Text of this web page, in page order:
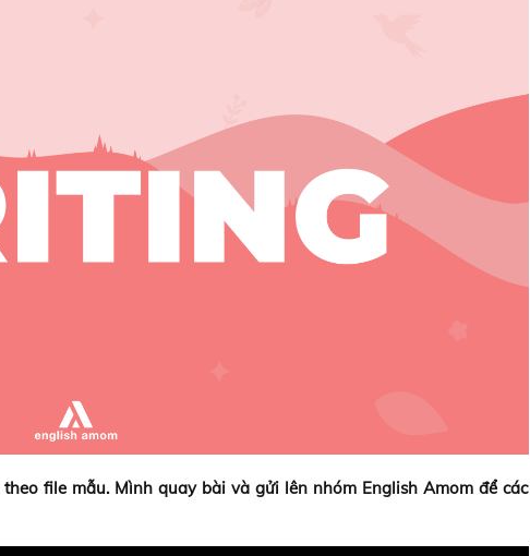
file mẫu. Mình quay bài và gửi lên nhóm English Amom để các